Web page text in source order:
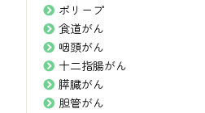
ポリープ
食道がん
咽頭がん
十二指腸がん
膵臓がん
胆管がん